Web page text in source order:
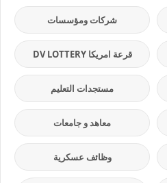
شركات ومؤسسات
قرعة امريكا DV LOTTERY
مستجدات التعليم
معاهد و جامعات
وظائف عسكرية